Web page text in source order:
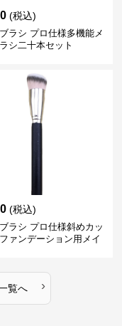
(税込)
ラシ プロ仕様多機能メ
シ二十本セット
(税込)
ラシ プロ仕様斜めカッ
ァンデーション用メイ
覧へ ›